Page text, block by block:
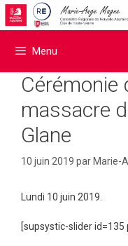
Aller
au
Menu
Cérémonie
massacre
Glane
10 juin 2019 par Marie-
Lundi 10 juin 2019.
[supsystic-slider id=135